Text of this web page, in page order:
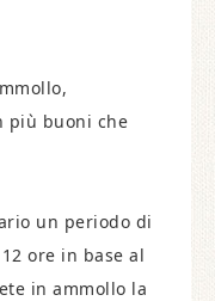
più buoni che
un periodo di
ore in base al
in ammollo la